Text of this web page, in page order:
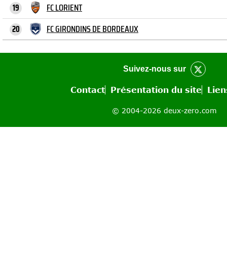
19 FC LORIENT
20 FC GIRONDINS DE BORDEAUX
Suivez-nous sur
Contact Présentation du site
© 2004-2026 deux-zero.com